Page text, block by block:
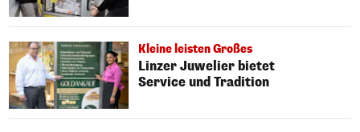
Kleine leisten Großes
Linzer Juwelier bietet
Service und Tradition